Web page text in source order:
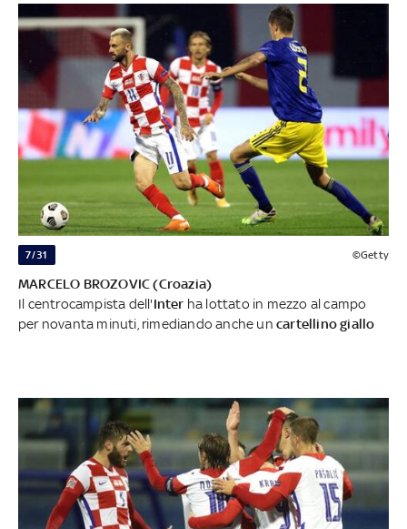
7/31 ©Getty
MARCELO BROZOVIC (Croazia)
Il centrocampista dell'Inter ha lottato in mezzo al campo
per novanta minuti, rimediando anche un cartellino giallo